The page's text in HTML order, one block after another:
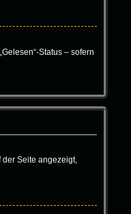
Status – sofern
Seite angezeigt,